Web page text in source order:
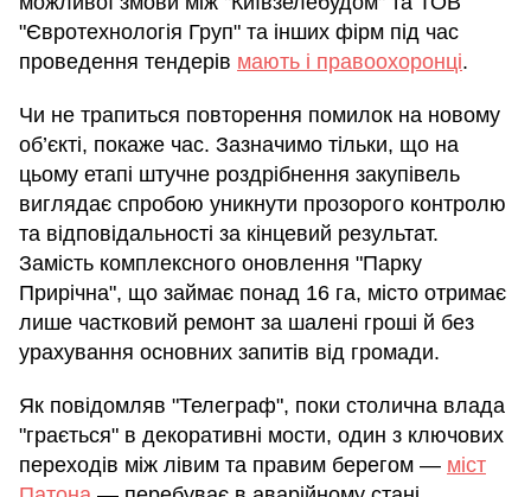
"Євротехнологія Груп" та інших фірм під час
проведення тендерів мають і правоохоронці.
Чи не трапиться повторення помилок на новому
об’єкті, покаже час. Зазначимо тільки, що на
цьому етапі штучне роздрібнення закупівель
виглядає спробою уникнути прозорого контролю
та відповідальності за кінцевий результат.
Замість комплексного оновлення "Парку
Прирічна", що займає понад 16 га, місто отримає
лише частковий ремонт за шалені гроші й без
урахування основних запитів від громади.
Як повідомляв "Телеграф", поки столична влада
"грається" в декоративні мости, один з ключових
переходів між лівим та правим берегом — міст